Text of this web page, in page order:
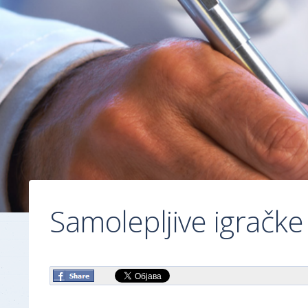
Samolepljive